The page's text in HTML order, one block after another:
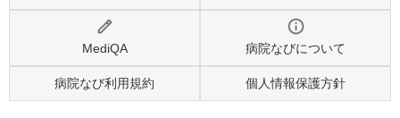
MediQA 病院なびについて
病院なび利用規約 個人情報保護方針